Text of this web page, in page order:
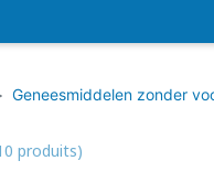
Geneesmiddelen zonder
produits)